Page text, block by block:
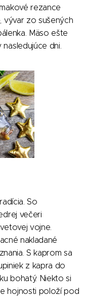
rezance
vývar zo sušených
Mäso ešte
dni.
So
večeri
vojne.
nakladané
S kaprom sa
z kapra do
bohatý. Niekto si
hojnosti položí pod